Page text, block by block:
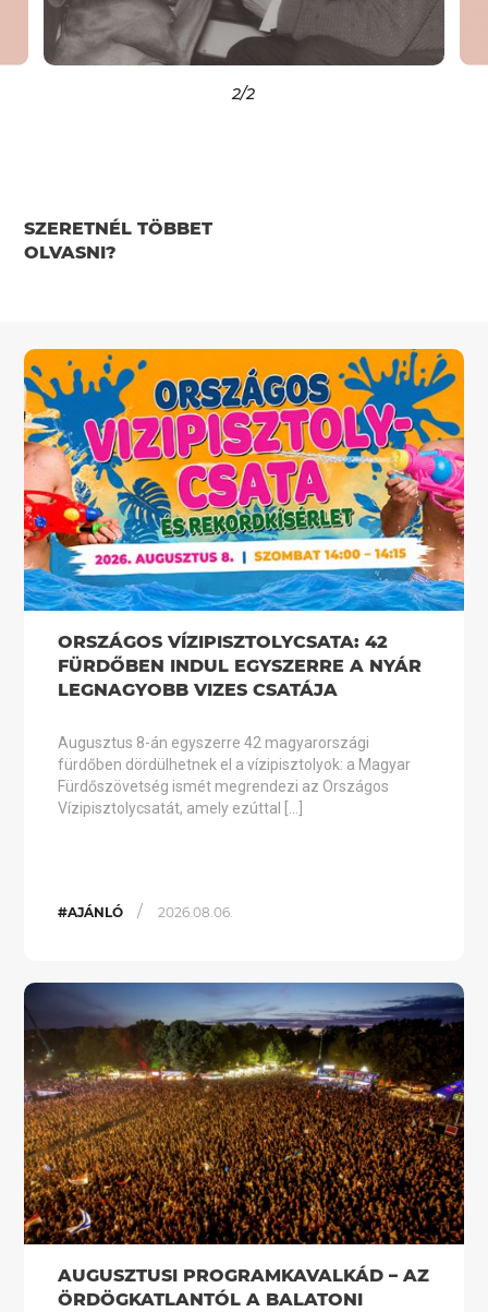
2/2
SZERETNÉL TÖBBET
OLVASNI?
ORSZÁGOS VÍZIPISZTOLYCSATA: 42
FÜRDŐBEN INDUL EGYSZERRE A NYÁR
LEGNAGYOBB VIZES CSATÁJA
Augusztus 8-án egyszerre 42 magyarországi
fürdőben dördülhetnek el a vízipisztolyok: a Magyar
Fürdőszövetség ismét megrendezi az Országos
Vízipisztolycsatát, amely ezúttal […]
#AJÁNLÓ / 2026.08.06.
AUGUSZTUSI PROGRAMKAVALKÁD – AZ
ÖRDÖGKATLANTÓL A BALATONI